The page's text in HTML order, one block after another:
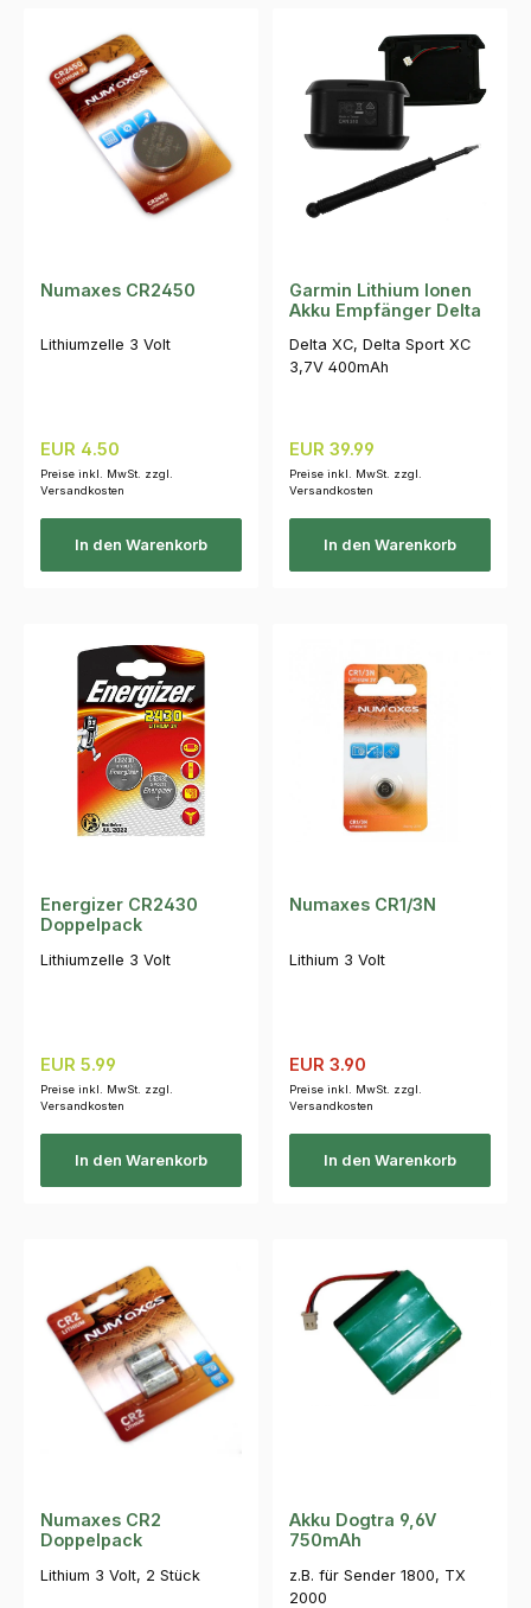
Numaxes CR2450
Lithiumzelle 3 Volt
Regulärer Preis:
EUR 4.50
Preise inkl. MwSt. zzgl.
Versandkosten
In den Warenkorb
Garmin Lithium Ionen
Akku Empfänger Delta
Delta XC, Delta Sport XC
3,7V 400mAh
Regulärer Preis:
EUR 39.99
Preise inkl. MwSt. zzgl.
Versandkosten
In den Warenkorb
Energizer CR2430
Doppelpack
Lithiumzelle 3 Volt
Regulärer Preis:
EUR 5.99
Preise inkl. MwSt. zzgl.
Versandkosten
In den Warenkorb
Numaxes CR1/3N
Lithium 3 Volt
Verkaufspreis:
EUR 3.90
Preise inkl. MwSt. zzgl.
Versandkosten
In den Warenkorb
Numaxes CR2
Doppelpack
Lithium 3 Volt, 2 Stück
Akku Dogtra 9,6V
750mAh
z.B. für Sender 1800, TX
2000